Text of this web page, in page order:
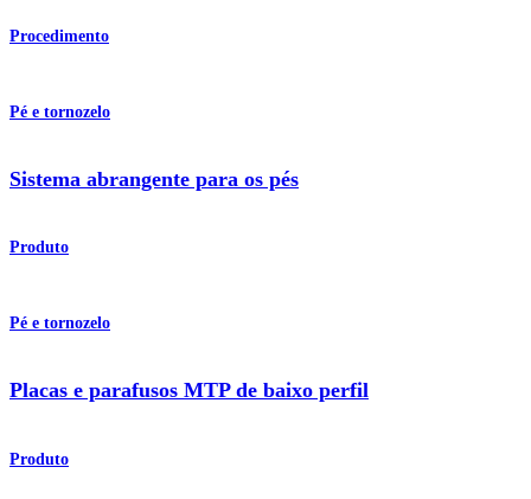
Procedimento
Pé e tornozelo
Sistema abrangente para os pés
Produto
Pé e tornozelo
Placas e parafusos MTP de baixo perfil
Produto